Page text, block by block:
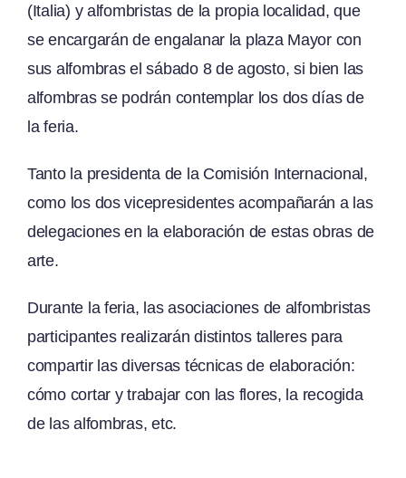
(Italia) y alfombristas de la propia localidad, que
se encargarán de engalanar la plaza Mayor con
sus alfombras el sábado 8 de agosto, si bien las
alfombras se podrán contemplar los dos días de
la feria.
Tanto la presidenta de la Comisión Internacional,
como los dos vicepresidentes acompañarán a las
delegaciones en la elaboración de estas obras de
arte.
Durante la feria, las asociaciones de alfombristas
participantes realizarán distintos talleres para
compartir las diversas técnicas de elaboración:
cómo cortar y trabajar con las flores, la recogida
de las alfombras, etc.